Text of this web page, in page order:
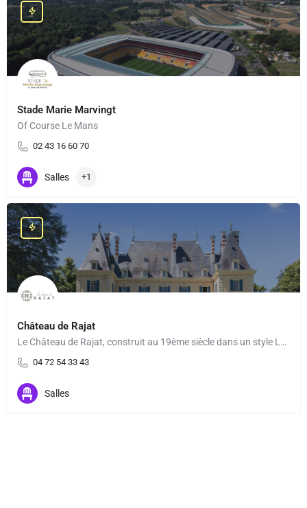
Stade Marie Marvingt
Of Course Le Mans
02 43 16 60 70
Salles +1
Château de Rajat
Le Château de Rajat, construit au 19ème siècle dans un style Louis XV et niché dans un écrin de verdure de 20…
04 72 54 33 43
Salles